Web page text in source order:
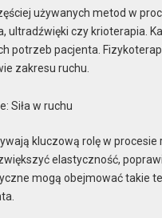
używanych metod w
ultradźwięki czy krioterapia.
potrzeb pacjenta.
zakresu ruchu.
Siła w ruchu
kluczową rolę w
elastyczność,
mogą obejmować takie